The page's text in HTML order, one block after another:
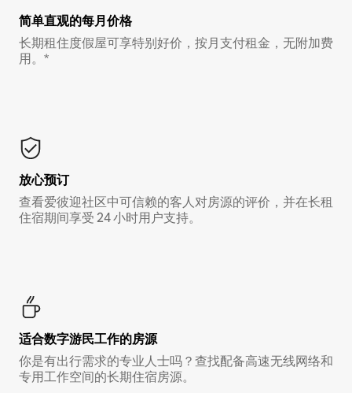
简单直观的每月价格
长期租住度假屋可享特别好价，按月支付租金，无附加费
用。*
放心预订
查看爱彼迎社区中可信赖的客人对房源的评价，并在长租
住宿期间享受 24 小时用户支持。
适合数字游民工作的房源
你是有出行需求的专业人士吗？查找配备高速无线网络和
专用工作空间的长期住宿房源。